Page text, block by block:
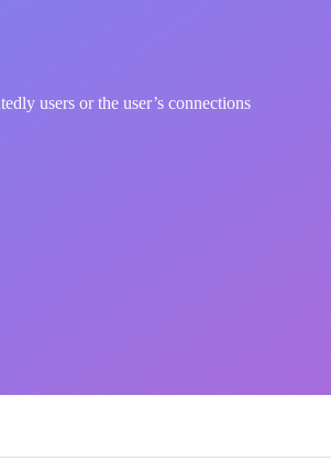
users or the user’s connections